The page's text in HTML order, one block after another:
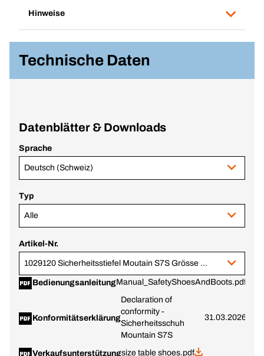
Hinweise
Technische Daten
Datenblätter & Downloads
Sprache
Deutsch (Schweiz)
Typ
Alle
Artikel-Nr.
1029120 Sicherheitsstiefel Moutain S7S Grösse 42
BedienungsanleitungManual_SafetyShoesAndBoots.pdf
Konformitätserklärung
Declaration of
conformity -
Sicherheitsschuh
Mountain S7S
31.03.2026
Verkaufsunterstützungsize table shoes.pdf